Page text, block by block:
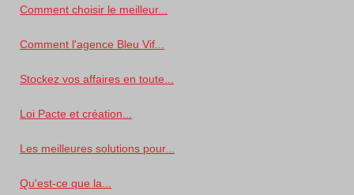
Comment choisir le meilleur...
Comment l'agence Bleu Vif...
Stockez vos affaires en toute...
Loi Pacte et création...
Les meilleures solutions pour...
Qu'est-ce que la...